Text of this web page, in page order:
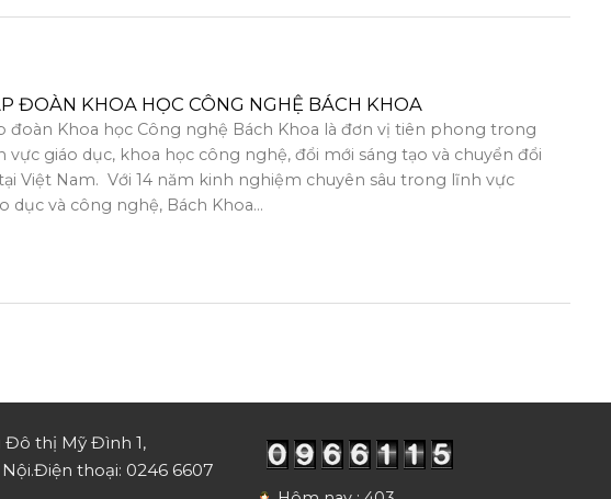
ĐOÀN KHOA HỌC CÔNG NGHỆ BÁCH KHOA
đoàn Khoa học Công nghệ Bách Khoa là đơn vị tiên phong trong
vực giáo dục, khoa học công nghệ, đổi mới sáng tạo và chuyển đổi
Việt Nam. Với 14 năm kinh nghiệm chuyên sâu trong lĩnh vực
dục và công nghệ, Bách Khoa...
Đô thị Mỹ Đình 1,
Điện thoại: 0246 6607